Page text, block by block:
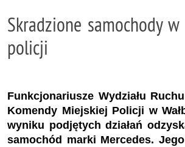
Skradzione samochody w
policji
Funkcjonariusze Wydziału
Komendy Miejskiej Policji w
wyniku podjętych działań
samochód marki Mercedes.